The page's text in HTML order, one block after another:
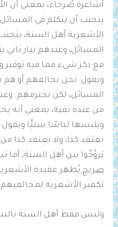
أشاعرة صُرحاء، بمعنى أن
يتجنب أن يتكلم في المسائل
الأشعرية أهل السنة،
المسائل، وعندهم تيار
مع ذكر شيء مما فيه توقير
ويقول: نحن نخالفهم أو هم
المسائل، لكن نحترمهم.
من عنده تقية، بمعنى أنه
ويلبسها لباسًا سنيًّا ويقول:
نعتقد كذا، ولا نعتقد كذا
يَروُجُوا بين أهل السنة، أما
صريحيُظهر عقيدة
تكفير الأشعرية
وليس فقط أهل السنة